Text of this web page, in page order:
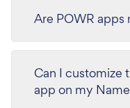
Are POWR
Can I customize
app on my